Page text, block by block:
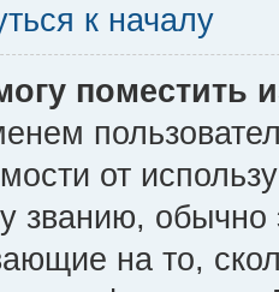
к началу
поместить
от
званию, обычно
на то,